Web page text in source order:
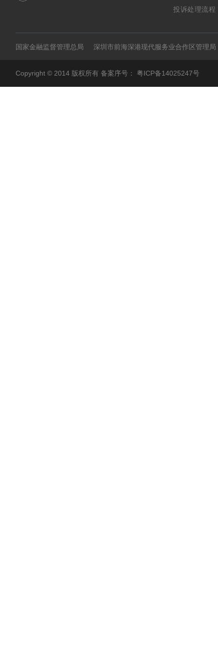
投诉处理流程
国家金融监督管理总局 深圳市前海深港现代服务业合作区管理局
Copyright © 2014 版权所有 备案序号： 粤ICP备14025247号